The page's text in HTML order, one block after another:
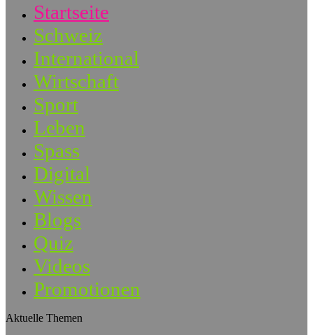
Startseite
Schweiz
International
Wirtschaft
Sport
Leben
Spass
Digital
Wissen
Blogs
Quiz
Videos
Promotionen
Aktuelle Themen